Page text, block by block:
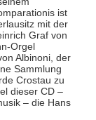
ist
mit der
Graf von
Orgel
Albinoni, der
Sammlung
Crostau zu
dieser CD –
– die Hans